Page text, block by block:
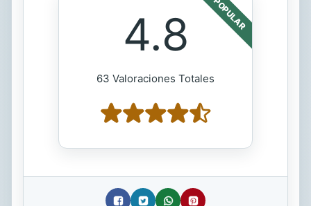
POPULAR
4.8
63 Valoraciones Totales